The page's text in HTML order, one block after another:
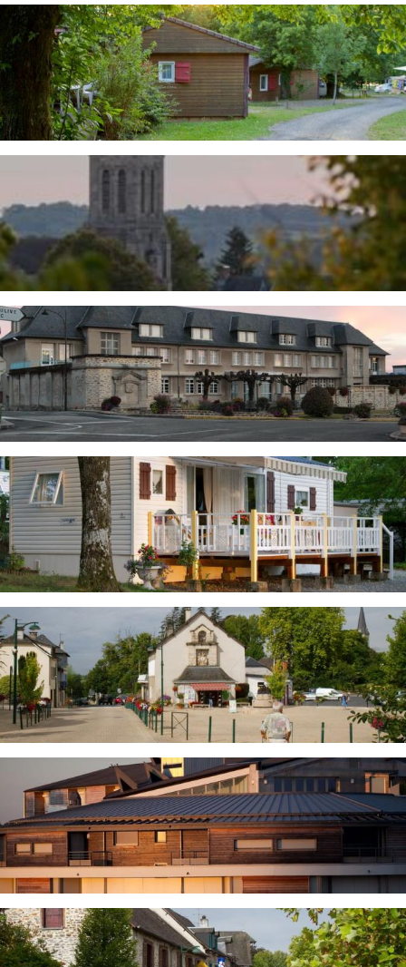
Image
Image
Image
Image
Image